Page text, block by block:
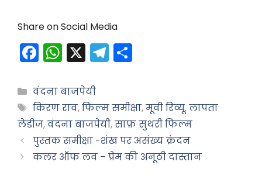
Share on Social Media
F
a
c
e
b
o
o
W
h
a
ts
A
p
p
X T
el
gr
a
m
e
Categories
वंदना बाजपेयी
Tags
किरण राव,फिल्म समीक्षा,मूवी रिव्यू,लापता
लेडीज,वंदना बाजपेयी,साफ़ सुथरी फिल्म
पुस्तक समीक्षा -शंख पर असंख्य क्रंदन
कलर ऑफ लव – प्रेम की अनूठी दास्तान